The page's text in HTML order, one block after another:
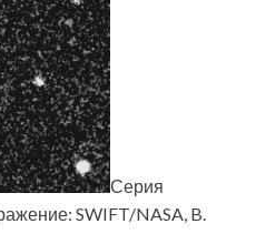
Серия
SWIFT/NASA, B.